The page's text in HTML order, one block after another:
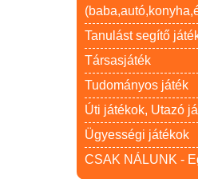
Tanulást segítő
Társasjáték
Tudományos játék
Úti játékok, Utazó
Ügyességi játékok
CSAK NÁLUNK -